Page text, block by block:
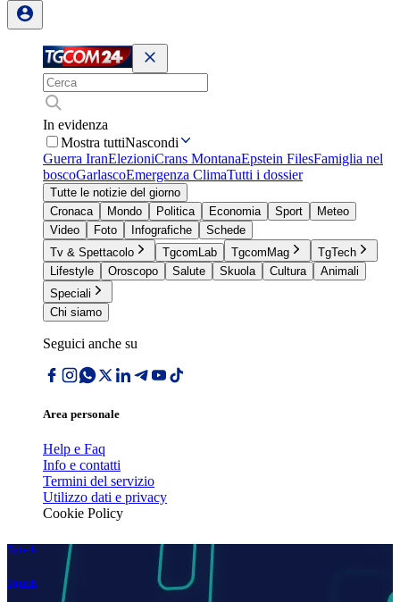
In evidenza
Mostra tuttiNascondi
Guerra IranElezioniCrans MontanaEpstein FilesFamiglia nel
boscoGarlascoEmergenza ClimaTutti i dossier
Tutte le notizie del giorno
Cronaca
Mondo Politica Economia Sport
Meteo
Video
Foto Infografiche
Schede
Tv & Spettacolo
TgcomLab TgcomMag
TgTech
Lifestyle
Oroscopo Salute Skuola Cultura
Animali
Speciali
Chi siamo
Seguici anche su
Area personale
Help e Faq
Info e contatti
Termini del servizio
Utilizzo dati e privacy
Cookie Policy
Tgtech
Tgtech